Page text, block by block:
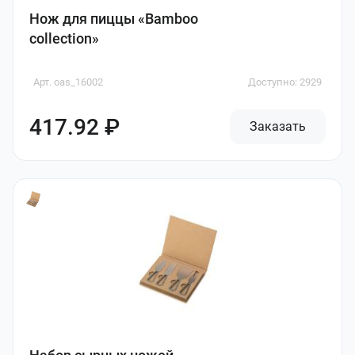
Нож для пиццы «Bamboo
collection»
Арт. oas_16002 Доступно: 2929
417.92 ₽ Заказать